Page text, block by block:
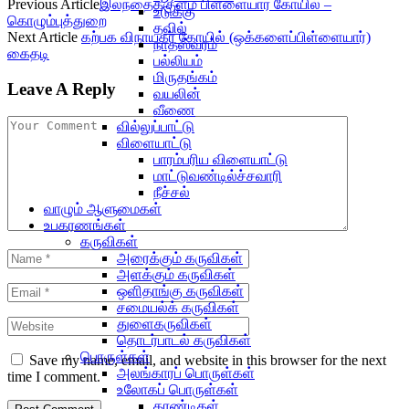
Previous Articleஇலந்தைக்குளம் பிள்ளையார் கோயில் –
கொழும்புத்துறை
Next Article கற்பக விநாயகர் கோயில் (ஒக்களைப்பிள்ளையார்)
கைதடி
Leave A Reply
Save my name, email, and website in this browser for the next
time I comment.
உடுக்கு
தவில்
நாதஸ்வரம்
பல்லியம்
மிருதங்கம்
வயலின்
வீணை
வில்லுப்பாட்டு
விளையாட்டு
பாரம்பரிய விளையாட்டு
மாட்டுவண்டில்ச்சவாரி
நீச்சல்
வாழும் ஆளுமைகள்
உபகரணங்கள்
கருவிகள்
அரைக்கும் கருவிகள்
அளக்கும் கருவிகள்
ஒளிதாங்கு கருவிகள்
சமையல்க் கருவிகள்
துளைகருவிகள்
தொடர்பாடல் கருவிகள்
பொருள்கள்
அலங்காரப் பொருள்கள்
உலோகப் பொருள்கள்
கரண்டிகள்